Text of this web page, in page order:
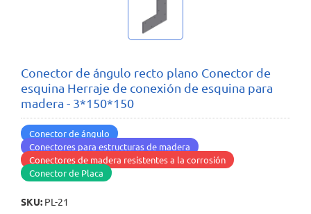
Conector de ángulo recto plano Conector de
esquina Herraje de conexión de esquina para
madera - 3*150*150
Conector de ángulo
Conectores para estructuras de madera
Conectores de madera resistentes a la corrosión
Conector de Placa
SKU: PL-21